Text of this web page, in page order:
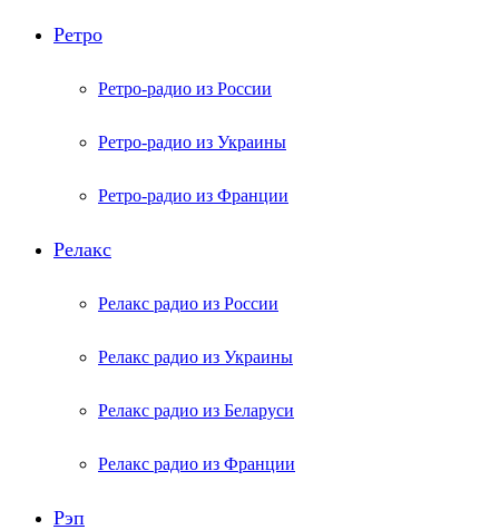
Ретро
Ретро-радио из России
Ретро-радио из Украины
Ретро-радио из Франции
Релакс
Релакс радио из России
Релакс радио из Украины
Релакс радио из Беларуси
Релакс радио из Франции
Рэп